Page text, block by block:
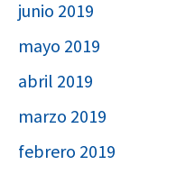
junio 2019
mayo 2019
abril 2019
marzo 2019
febrero 2019